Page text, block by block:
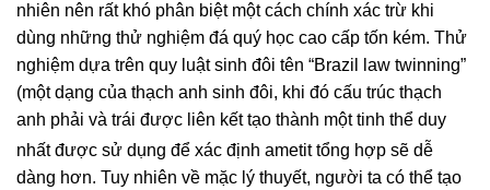
nhiên nên rất khó phân biệt một cách chính xác trừ khi
dùng những thử nghiệm đá quý học cao cấp tốn kém. Thử
nghiệm dựa trên quy luật sinh đôi tên “Brazil law twinning”
(một dạng của thạch anh sinh đôi, khi đó cấu trúc thạch
anh phải và trái được liên kết tạo thành một tinh thể duy
nhấtđược sử dụng để xác định ametit tổng hợp sẽ dễ
dàng hơn. Tuy nhiên về mặc lý thuyết, người ta có thể tạo